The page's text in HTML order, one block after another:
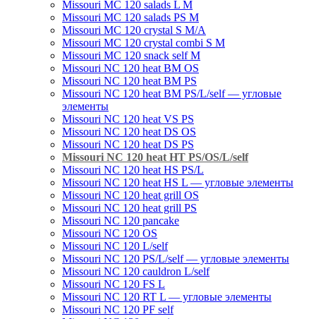
Missouri MC 120 salads L M
Missouri MC 120 salads PS M
Missouri MC 120 crystal S M/A
Missouri MC 120 crystal combi S M
Missouri MC 120 snack self M
Missouri NC 120 heat BM OS
Missouri NC 120 heat BM PS
Missouri NC 120 heat BM PS/L/self — угловые
элементы
Missouri NC 120 heat VS PS
Missouri NC 120 heat DS OS
Missouri NC 120 heat DS PS
Missouri NC 120 heat HT PS/OS/L/self
Missouri NC 120 heat HS PS/L
Missouri NC 120 heat HS L — угловые элементы
Мissouri NC 120 heat grill OS
Мissouri NC 120 heat grill PS
Мissouri NC 120 pancake
Missouri NC 120 OS
Missouri NC 120 L/self
Missouri NC 120 PS/L/self — угловые элементы
Мissouri NC 120 cauldron L/self
Missouri NC 120 FS L
Missouri NC 120 RT L — угловые элементы
Мissouri NC 120 PF self